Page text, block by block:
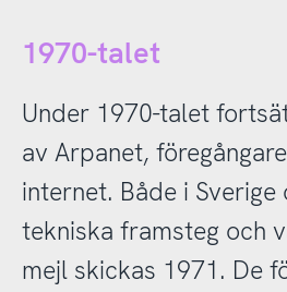
1970-talet
Under 1970-talet
av Arpanet,
internet. Både i Sverige
tekniska framsteg och
mejl skickas 1971. De